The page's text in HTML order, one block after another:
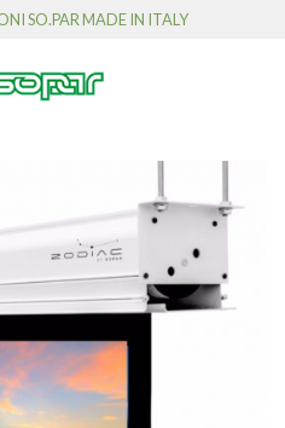
SO.PAR MADE IN ITALY